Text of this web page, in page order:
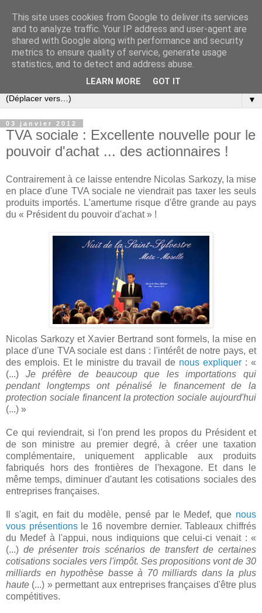
Slovar les Nouvelles
Blog citoyen d'informations, de décryptages et de
commentaires depuis 2005
▼
03 janvier 2012
TVA sociale : Excellente nouvelle pour le
pouvoir d'achat ... des actionnaires !
Contrairement à ce laisse entendre Nicolas Sarkozy, la mise
en place d'une TVA sociale ne viendrait pas taxer les seuls
produits importés. L'amertume risque d'être grande au pays
du « Président du pouvoir d'achat » !
Nicolas Sarkozy et Xavier Bertrand sont formels, la mise en
place d'une TVA sociale est dans : l'intérêt de notre pays, et
des emplois. Et le ministre du travail de nous expliquer : «
(...) Je préfère de beaucoup que les importations qui
pendant longtemps ont pénalisé le financement de la
protection sociale financent la protection sociale aujourd'hui
(...) »
Ce qui reviendrait, si l'on prend les propos du Président et
de son ministre au premier degré, à créer une taxation
complémentaire, uniquement applicable aux produits
fabriqués hors des frontières de l'hexagone. Et dans le
même temps, diminuer d'autant les cotisations sociales des
entreprises françaises.
Il s'agit, en fait du modèle, pensé par le Medef, que nous
vous présentionsle 16 novembre dernier. Tableaux chiffrés
du Medef à l'appui, nous indiquions que celui-ci venait : «
(...) de présenter trois scénarios de transfert de certaines
cotisations sociales vers l'impôt. Ses propositions vont de 30
milliards en hypothèse basse à 70 milliards dans la plus
haute (...) » permettant aux entreprises françaises d'être plus
compétitives.
This site uses cookies from Google to deliver its services
and to analyze traffic. Your IP address and user-agent are
shared with Google along with performance and security
metrics to ensure quality of service, generate usage
statistics, and to detect and address abuse.
LEARN MORE GOT IT